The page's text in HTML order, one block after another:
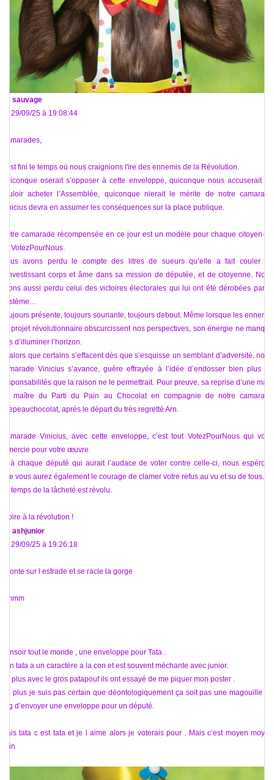
sauvage
Le 29/09/25 à 19:08:44
Camarades,
Il est fini le temps où nous craignions l'ire des ennemis de la Révolution.
Quiconque oserait s’opposer à cette enveloppe, quiconque nous accuserait de
vouloir acheter l’Assemblée, quiconque nierait le mérite de notre camarade
Vinicius devra en assumer les conséquences sur la place publique.
Notre camarade récompensée en ce jour est un modèle pour chaque citoyen·ne
de VotezPourNous.
Nous avons perdu le compte des litres de sueurs qu’elle a fait couler en
s’investissant corps et âme dans sa mission de députée, et de citoyenne. Nous
avons aussi perdu celui des victoires électorales qui lui ont été dérobées par le
Système…
Toujours présente, toujours souriante, toujours debout. Même lorsque les ennemis
du projet révolutionnaire obscurcissent nos perspectives, son énergie ne manque
pas d’illuminer l’horizon.
Et alors que certains s’effacent dès que s’esquisse un semblant d’adversité, notre
camarade Vinicius s’avance, guère effrayée à l’idée d’endosser bien plus de
responsabilités que la raison ne le permettrait. Pour preuve, sa reprise d’une main
de maître du Parti du Pain au Chocolat en compagnie de notre camarade
Crepeauchocolat, après le départ du très regretté Arn.
Camarade Vinicius, avec cette enveloppe, c’est tout VotezPourNous qui vous
remercie pour votre œuvre.
Et à chaque député qui aurait l’audace de voter contre celle-ci, nous espérons
que vous aurez également le courage de clamer votre refus au vu et su de tous.
Le temps de la lâcheté est révolu.
Gloire à la révolution !
ashjunior
Le 29/09/25 à 19:26:18
*monte sur l estrade et se racle la gorge
Hmmm
Bonsoir tout le monde , une enveloppe pour Tata .
Bon tata a un caractère a la con et est souvent méchante avec junior.
En plus avec le gros patapouf ils ont essayé de me piquer mon poster .
De plus je suis pas certain que déontologiquement ça soit pas une magouille du
psg d’envoyer une enveloppe pour un député.
Mais tata c est tata et je l aime alors je voterais pour . Mais c’est moyen moyen
hein